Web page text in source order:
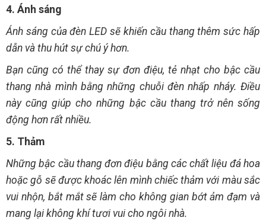
4. Ánh sáng
Ánh sáng của đèn LED sẽ khiến cầu thang thêm sức hấp
dẫn và thu hút sự chú ý hơn.
Bạn cũng có thể thay sự đơn điệu, tẻ nhạt cho bậc cầu
thang nhà mình bằng những chuỗi đèn nhấp nháy. Điều
này cũng giúp cho những bậc cầu thang trở nên sống
động hơn rất nhiều.
5. Thảm
Những bậc cầu thang đơn điệu bằng các chất liệu đá hoa
hoặc gỗ sẽ được khoác lên mình chiếc thảm với màu sắc
vui nhộn, bắt mắt sẽ làm cho không gian bớt ảm đạm và
mang lại không khí tươi vui cho ngôi nhà.